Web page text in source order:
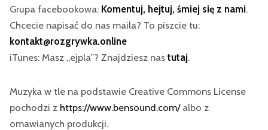
Grupa facebookowa: Komentuj, hejtuj, śmiej się z nami.
Chcecie napisać do nas maila? To piszcie tu:
kontakt@rozgrywka.online
iTunes: Masz „ejpla”? Znajdziesz nastutaj.
Muzyka w tle na podstawie Creative Commons License
pochodzi z https://www.bensound.com/albo z
omawianych produkcji.